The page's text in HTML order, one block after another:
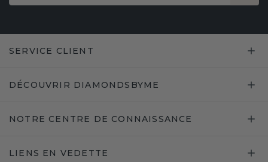
SERVICE CLIENT
DÉCOUVRIR DIAMONDSBYME
NOTRE CENTRE DE CONNAISSANCE
LIENS EN VEDETTE